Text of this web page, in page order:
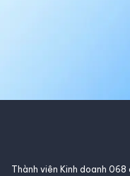
Thành viên Kinh doanh 068